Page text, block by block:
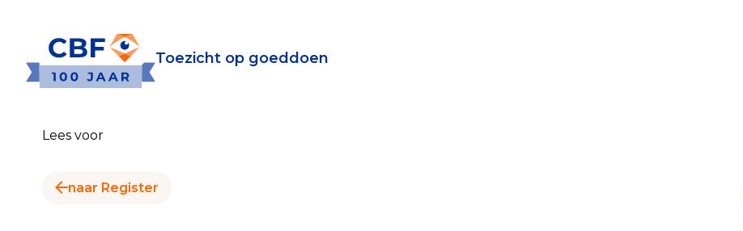
Toezicht op goeddoen
Toezicht op goeddoen
Lees voor
naar Register